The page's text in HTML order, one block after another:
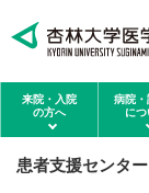
来院・入院
の方へ
病院
に
患者支援センター